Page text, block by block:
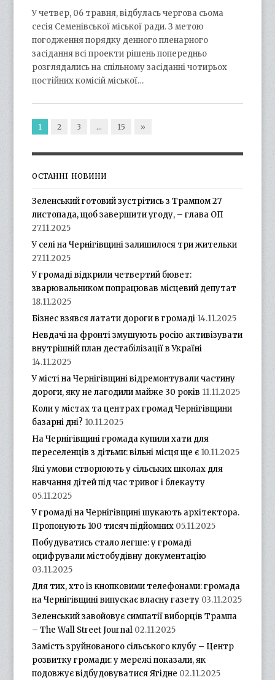
У четвер, 06 травня, відбулась чергова сьома
сесія Семенівської міської ради. З метою
погодження порядку денного пленарного
засідання всі проекти рішень попередньо
розглядались на спільному засіданні чотирьох
постійних комісій міської…
1 2 3 … 15 »
ОСТАННІ НОВИНИ
Зеленський готовий зустрітись з Трампом 27
листопада, щоб завершити угоду, – глава ОП
27.11.2025
У селі на Чернігівщині залишилося три жительки
27.11.2025
У громаді відкрили четвертий бювет:
зварювальником попрацював місцевий депутат
18.11.2025
Бізнес взявся латати дороги в громаді 14.11.2025
Невдачі на фронті змушують росію активізувати
внутрішній план дестабілізації в Україні
14.11.2025
У місті на Чернігівщині відремонтували частину
дороги, яку не лагодили майже 30 років 11.11.2025
Коли у містах та центрах громад Чернігівщини
базарні дні? 10.11.2025
На Чернігівщині громада купили хати для
переселенців з дітьми: вільні місця ще є 10.11.2025
Які умови створюють у сільських школах для
навчання дітей під час тривог і блекауту
05.11.2025
У громаді на Чернігівщині шукають архітектора.
Пропонують 100 тисяч підйомних 05.11.2025
Побудуватись стало легше: у громаді
оцифрували містобудівну документацію
03.11.2025
Для тих, хто із кнопковими телефонами: громада
на Чернігівщині випускає власну газету 03.11.2025
Зеленський завойовує симпатії виборців Трампа
– The Wall Street Journal 02.11.2025
Замість зруйнованого сільського клубу – Центр
розвитку громади: у мережі показали, як
подовжує відбудовуватися Ягідне 02.11.2025